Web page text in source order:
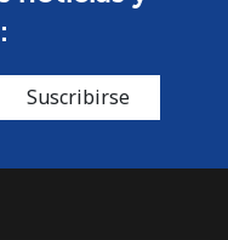
Suscribirse